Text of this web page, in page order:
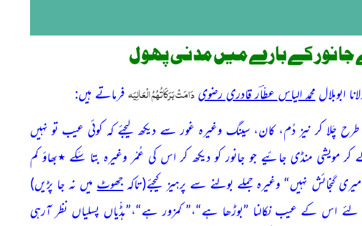
جانور کے بارے میں مدنی پھول
ابوبلالمحمد الیاس عطّاؔر قادری رضوی دَامَتْ بَرَکَاتُہُمُ الْعَالِیَہ فرماتے ہیں:
چَلا کر نیز دُم، کان، سینگ وغیرہ غور سے دیکھ لیجئے کہ کوئی عیب تو نہیں
مویشی منڈی جائیے جو جانور کو دیکھ کر اس کی عُمْر وغیرہ بتا سَکے ٭بھاؤ کم
گنجائش نہیں“ وغیرہ جملے بولنے سے پرہیز کیجئے(تاکہ جھوٹ میں نہ جا پڑیں)
اس کے عیب نکالنا ”بوڑھا ہے“،” کمزور ہے“،”ہڈّیاں پسلیاں نظر آرہی